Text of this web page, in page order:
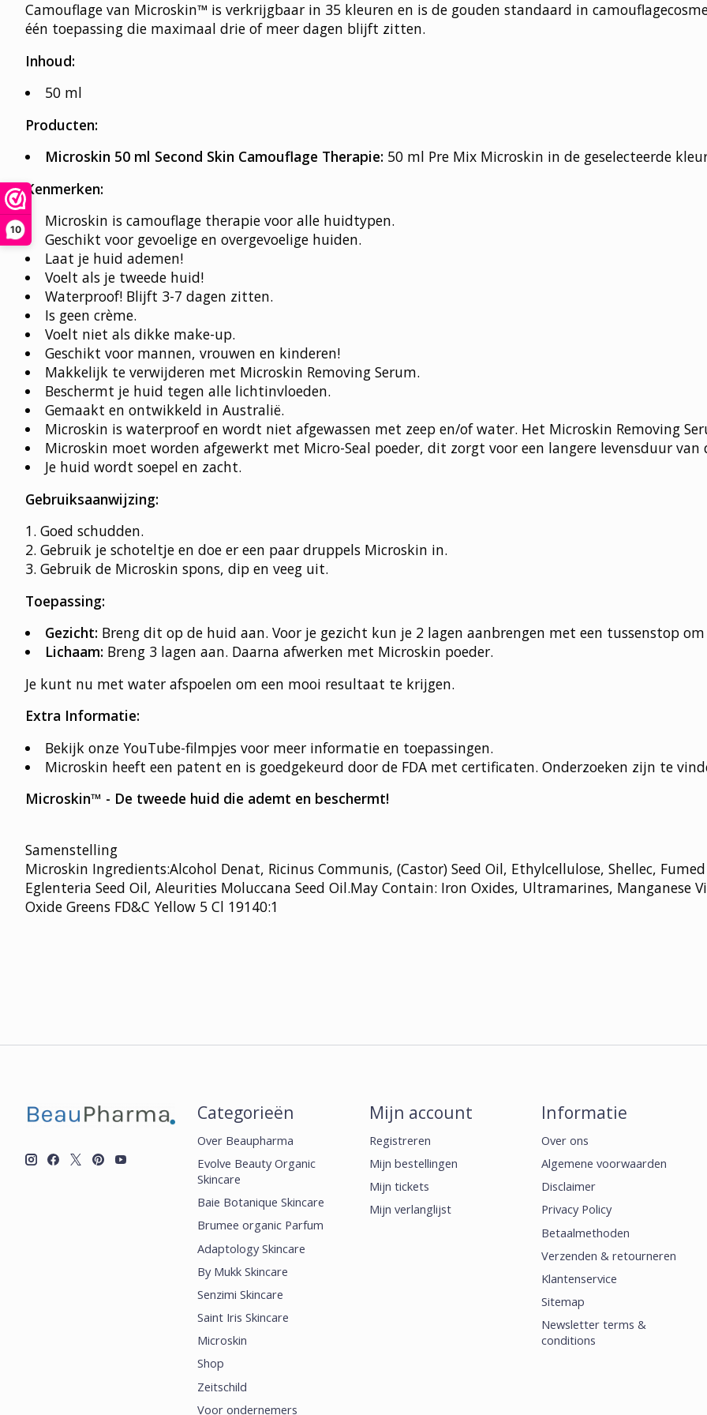
10
Camouflage van Microskin™ is verkrijgbaar in 35 kleuren en is de gouden standaard in
één toepassing die maximaal drie of meer dagen blijft zitten.
Inhoud:
50 ml
Producten:
Microskin 50 ml Second Skin Camouflage Therapie: 50 ml Pre Mix Microskin in de geselecteerde
Kenmerken:
Microskin is camouflage therapie voor alle huidtypen.
Geschikt voor gevoelige en overgevoelige huiden.
Laat je huid ademen!
Voelt als je tweede huid!
Waterproof! Blijft 3-7 dagen zitten.
Is geen crème.
Voelt niet als dikke make-up.
Geschikt voor mannen, vrouwen en kinderen!
Makkelijk te verwijderen met Microskin Removing Serum.
Beschermt je huid tegen alle lichtinvloeden.
Gemaakt en ontwikkeld in Australië.
Microskin is waterproof en wordt niet afgewassen met zeep en/of water. Het Microskin Removing
Microskin moet worden afgewerkt met Micro-Seal poeder, dit zorgt voor een langere levensduur van
Je huid wordt soepel en zacht.
Gebruiksaanwijzing:
Goed schudden.
Gebruik je schoteltje en doe er een paar druppels Microskin in.
Gebruik de Microskin spons, dip en veeg uit.
Toepassing:
Gezicht: Breng dit op de huid aan. Voor je gezicht kun je 2 lagen aanbrengen met een tussenstop
Lichaam: Breng 3 lagen aan. Daarna afwerken met Microskin poeder.
Je kunt nu met water afspoelen om een mooi resultaat te krijgen.
Extra Informatie:
Bekijk onze YouTube-filmpjes voor meer informatie en toepassingen.
Microskin heeft een patent en is goedgekeurd door de FDA met certificaten. Onderzoeken zijn te
Microskin™ - De tweede huid die ademt en beschermt!
Samenstelling
Microskin Ingredients:Alcohol Denat, Ricinus Communis, (Castor) Seed Oil, Ethylcellulose, Shellec,
Eglenteria Seed Oil, Aleurities Moluccana Seed Oil.May Contain: Iron Oxides, Ultramarines, Manganese
Oxide Greens FD&C Yellow 5 Cl 19140:1
Categorieën
Over Beaupharma
Evolve Beauty Organic
Skincare
Baie Botanique Skincare
Brumee organic Parfum
Adaptology Skincare
By Mukk Skincare
Senzimi Skincare
Saint Iris Skincare
Microskin
Shop
Zeitschild
Voor ondernemers
Mijn account
Registreren
Mijn bestellingen
Mijn tickets
Mijn verlanglijst
Informatie
Over ons
Algemene voorwaarden
Disclaimer
Privacy Policy
Betaalmethoden
Verzenden & retourneren
Klantenservice
Sitemap
Newsletter terms &
conditions